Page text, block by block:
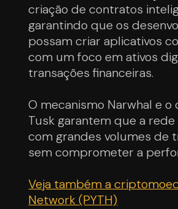
criação de contratos
garantindo que os
possam criar aplicativos
com um foco em ativos
transações financeiras.
O mecanismo Narwhal e o
Tusk garantem que a
com grandes volumes de
sem comprometer a
Veja também a
Network (PYTH)